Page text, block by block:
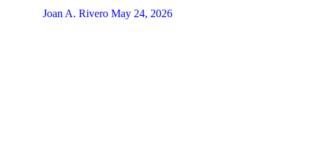
Joan A. Rivero May 24, 2026